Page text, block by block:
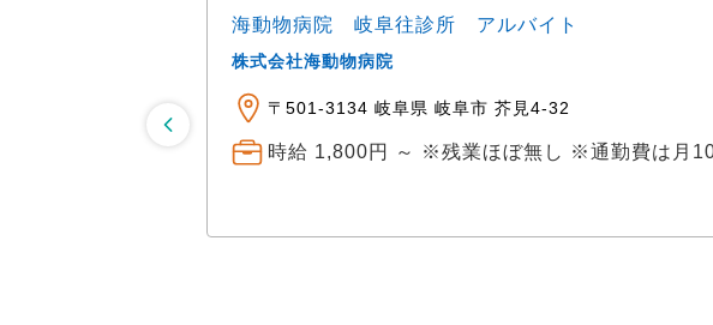
海動物病院 岐阜往診所 アルバイト
株式会社海動物病院
〒501-3134 岐阜県 岐阜市 芥見4-32
時給 1,800円 ～ ※残業ほぼ無し ※通勤費は月